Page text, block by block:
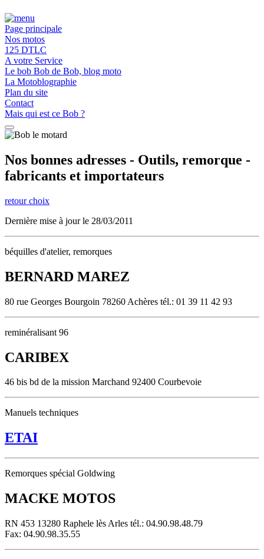
Page principale
Nos motos
125 DTLC
A votre Service
Le bob Bob de Bob, blog moto
La Motoblographie
Plan du site
Contact
Mais qui est ce Bob ?
Nos bonnes adresses - Outils, remorque -
fabricants et importateurs
retour choix
Dernière mise à jour le 28/03/2011
béquilles d'atelier, remorques
BERNARD MAREZ
80 rue Georges Bourgoin 78260 Achères tél.: 01 39 11 42 93
reminéralisant 96
CARIBEX
46 bis bd de la mission Marchand 92400 Courbevoie
Manuels techniques
ETAI
Remorques spécial Goldwing
MACKE MOTOS
RN 453 13280 Raphele lès Arles tél.: 04.90.98.48.79
Fax: 04.90.98.35.55